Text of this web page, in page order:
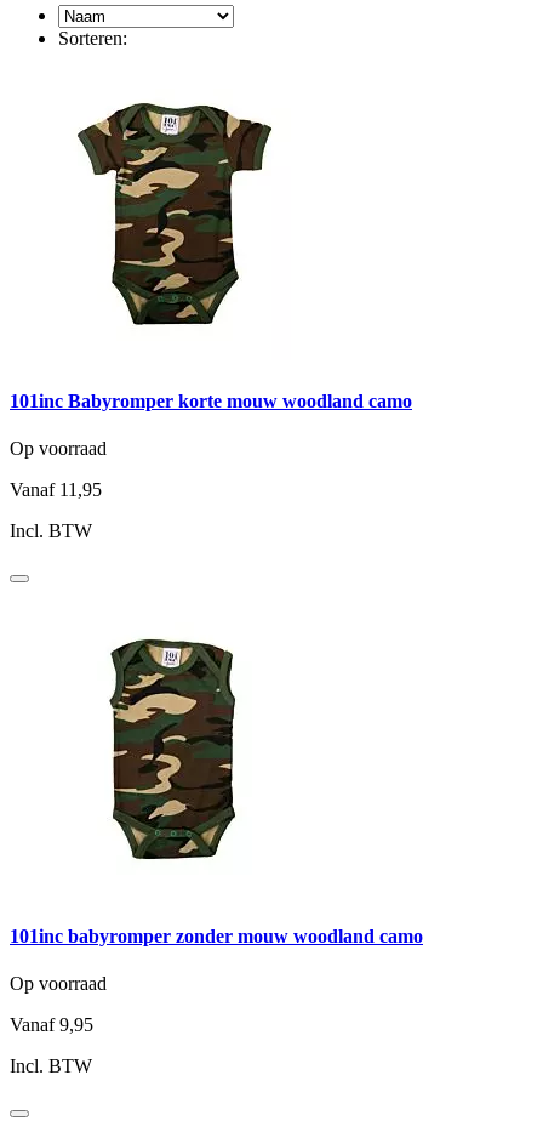
Sorteren:
101inc Babyromper korte mouw woodland camo
Op voorraad
Vanaf 11,95
Incl. BTW
101inc babyromper zonder mouw woodland camo
Op voorraad
Vanaf 9,95
Incl. BTW